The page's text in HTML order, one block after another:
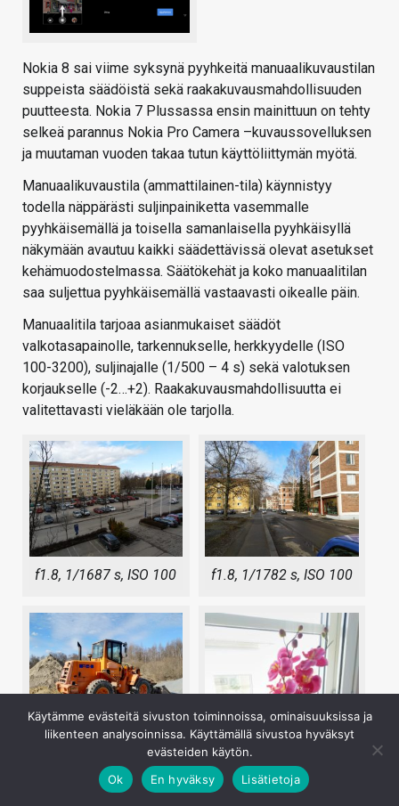
Nokia 8 sai viime syksynä pyyhkeitä manuaalikuvaustilan
suppeista säädöistä sekä raakakuvausmahdollisuuden
puutteesta. Nokia 7 Plussassa ensin mainittuun on tehty
selkeä parannus Nokia Pro Camera –kuvaussovelluksen
ja muutaman vuoden takaa tutun käyttöliittymän myötä.
Manuaalikuvaustila (ammattilainen-tila) käynnistyy
todella näppärästi suljinpainiketta vasemmalle
pyyhkäisemällä ja toisella samanlaisella pyyhkäisyllä
näkymään avautuu kaikki säädettävissä olevat asetukset
kehämuodostelmassa. Säätökehät ja koko manuaalitilan
saa suljettua pyyhkäisemällä vastaavasti oikealle päin.
Manuaalitila tarjoaa asianmukaiset säädöt
valkotasapainolle, tarkennukselle, herkkyydelle (ISO
100-3200), suljinajalle (1/500 – 4 s) sekä valotuksen
korjaukselle (-2…+2). Raakakuvausmahdollisuutta ei
valitettavasti vieläkään ole tarjolla.
f1.8, 1/1687 s, ISO 100 f1.8, 1/1782 s, ISO 100
f1.8, ISO 50
Käytämme evästeitä sivuston toiminnoissa, ominaisuuksissa ja
liikenteen analysoinnissa. Käyttämällä sivustoa hyväksyt
evästeiden käytön.
Ok
En hyväksy Lisätietoja